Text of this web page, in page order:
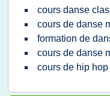
cours danse
cours de danse
formation de
cours de danse
cours de hip